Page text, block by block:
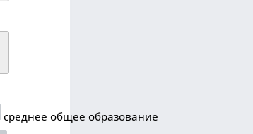
среднее общее образование